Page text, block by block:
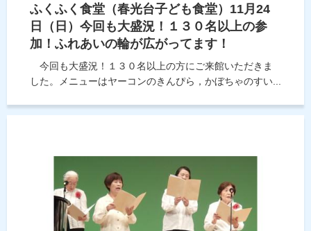
ふくふく食堂（春光台子ども食堂）11月24
日（日）今回も大盛況！１３０名以上の参
加！ふれあいの輪が広がってます！
今回も大盛況！１３０名以上の方にご来館いただきま
した。メニューはヤーコンのきんぴら，かぼちゃのすい...